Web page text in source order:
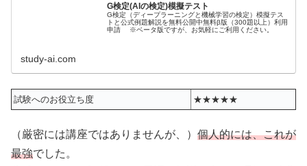
G検定(AIの検定)模擬テスト
G検定（ディープラーニングと機械学習の検定）模擬テス
トと公式例題解説を無料公開中無料β版（300題以上）利用
申請 ※ベータ版ですが、お気軽にご利用ください。
study-ai.com
試験へのお役立ち度 ★★★★★
（厳密には講座ではありませんが、） 個人的には、これが
最強でした。